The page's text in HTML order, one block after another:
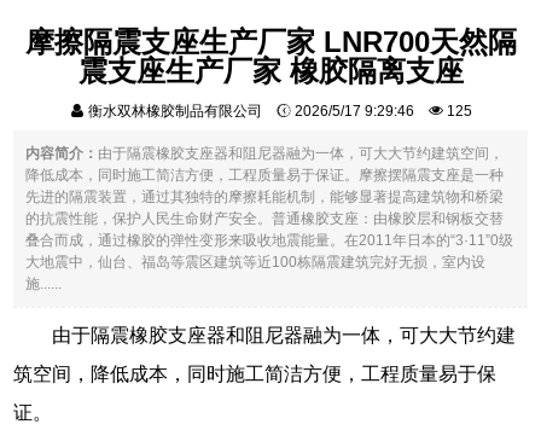
摩擦隔震支座生产厂家 LNR700天然隔
震支座生产厂家 橡胶隔离支座
衡水双林橡胶制品有限公司 2026/5/17 9:29:46 125
内容简介： 由于隔震橡胶支座器和阻尼器融为一体，可大大节约建筑空间，
降低成本，同时施工简洁方便，工程质量易于保证。摩擦摆隔震支座是一种
先进的隔震装置，通过其独特的摩擦耗能机制，能够显著提高建筑物和桥梁
的抗震性能，保护人民生命财产安全。普通橡胶支座：由橡胶层和钢板交替
叠合而成，通过橡胶的弹性变形来吸收地震能量。在2011年日本的“3·11”0级
大地震中，仙台、福岛等震区建筑等近100栋隔震建筑完好无损，室内设
施......
由于隔震橡胶支座器和阻尼器融为一体，可大大节约建
筑空间，降低成本，同时施工简洁方便，工程质量易于保
证。